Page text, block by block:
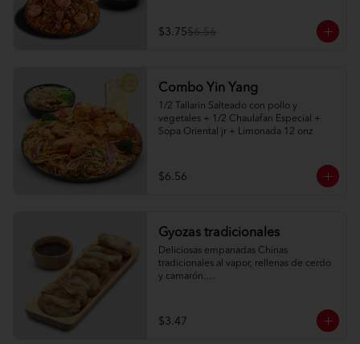
$3.75$6.56
Combo Yin Yang
1/2 Tallarin Salteado con pollo y
vegetales + 1/2 Chaulafan Especial +
Sopa Oriental jr + Limonada 12 onz
$6.56
Gyozas tradicionales
Deliciosas empanadas Chinas
tradicionales al vapor, rellenas de cerdo
y camarón.
$3.47